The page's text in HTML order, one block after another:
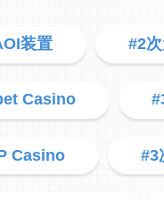
装置 #2
Casino
Casino #3